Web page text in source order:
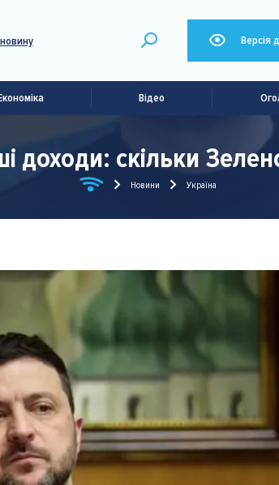
Версія
Відео
доходи: скільки
Новини Україна